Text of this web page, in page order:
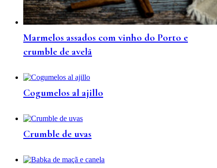
Marmelos assados com vinho do Porto e
crumble de avelã
Cogumelos al ajillo
Crumble de uvas